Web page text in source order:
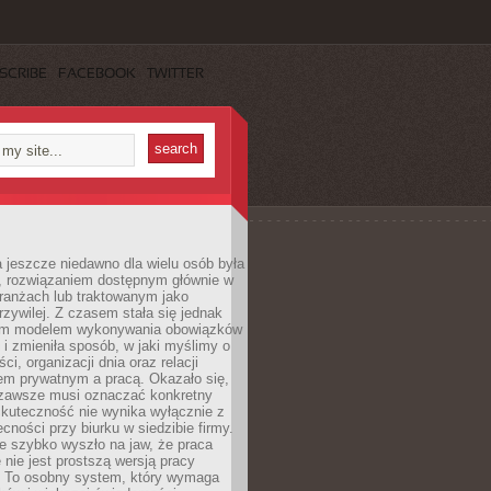
FACEBOOK TWITTER
jeszcze niedawno dla wielu osób była
dostępnym głównie w
lub traktowanym jako
Z czasem stała się jednak
modelem wykonywania obowiązków
i zmieniła sposób, w jaki myślimy o
organizacji dnia oraz relacji
prywatnym a pracą. Okazało się,
musi oznaczać konkretny
nie wynika wyłącznie z
przy biurku w siedzibie firmy.
szybko wyszło na jaw, że praca
nie jest prostszą wersją pracy
To osobny system, który wymaga